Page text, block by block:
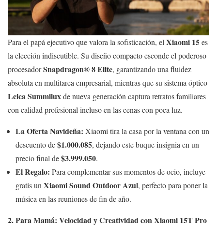
Para el papá ejecutivo que valora la sofisticación, el Xiaomi 15es
la elección indiscutible. Su diseño compacto esconde el poderoso
procesadorSnapdragon® 8 Elite, garantizando una fluidez
absoluta en multitarea empresarial, mientras que su sistema óptico
Leica Summiluxde nueva generación captura retratos familiares
con calidad profesional incluso en las cenas con poca luz.
La Oferta Navideña: Xiaomi tira la casa por la ventana con un
descuento de$1.000.085, dejando este buque insignia en un
precio final de$3.999.050.
El Regalo: Para complementar sus momentos de ocio, incluye
gratis un Xiaomi Sound Outdoor Azul, perfecto para poner la
música en las reuniones de fin de año.
2. Para Mamá: Velocidad y Creatividad con Xiaomi 15T Pro